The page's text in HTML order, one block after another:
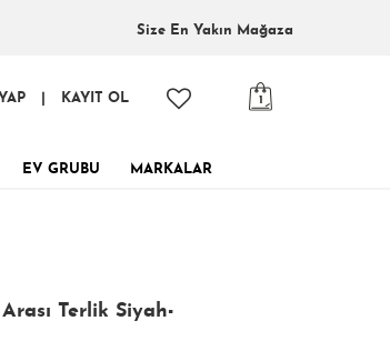
Size En Yakın Mağaza
1
KAYIT OL
EV GRUBU MARKALAR
Terlik Siyah-